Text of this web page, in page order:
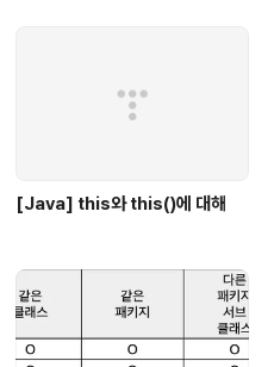
[Java] this와 this()에 대해